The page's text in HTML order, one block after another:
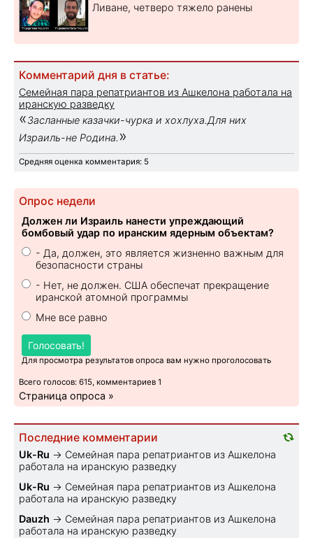
Ливане, четверо тяжело ранены
Комментарий дня в статье:
Семейная пара репатриантов из Ашкелона работала на
иранскую разведку
«Засланные казачки-чурка и хохлуха.Для них
Израиль-не Родина. »
Средняя оценка комментария: 5
Опрос недели
Должен ли Израиль нанести упреждающий
бомбовый удар по иранским ядерным объектам?
- Да, должен, это является жизненно важным для
безопасности страны
- Нет, не должен. США обеспечат прекращение
иранской атомной программы
Мне все равно
Голосовать!
Для просмотра результатов опроса вам нужно проголосовать
Всего голосов: 615, комментариев 1
Страница опроса »
Последние комментарии
Uk-Ru → Семейная пара репатриантов из Ашкелона
работала на иранскую разведку
Uk-Ru → Семейная пара репатриантов из Ашкелона
работала на иранскую разведку
Dauzh → Семейная пара репатриантов из Ашкелона
работала на иранскую разведку